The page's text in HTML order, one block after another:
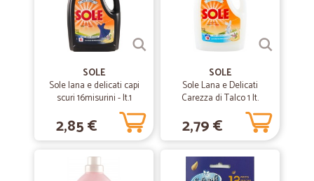
SOLE
Sole lana e delicati capi
scuri 16misurini - lt.1
2,85 €
SOLE
Sole Lana e Delicati
Carezza di Talco 1 lt.
2,79 €